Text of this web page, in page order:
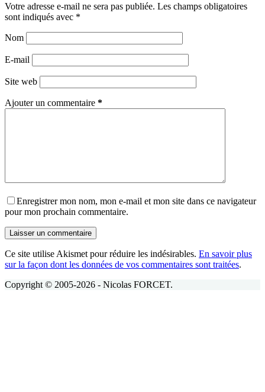
Votre adresse e-mail ne sera pas publiée. Les champs obligatoires
sont indiqués avec *
Nom
E-mail
Site web
Ajouter un commentaire *
Enregistrer mon nom, mon e-mail et mon site dans ce navigateur
pour mon prochain commentaire.
Laisser un commentaire
Ce site utilise Akismet pour réduire les indésirables. En savoir plus
sur la façon dont les données de vos commentaires sont traitées.
Copyright © 2005-2026 - Nicolas FORCET.